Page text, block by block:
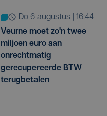
do 6 augustus | 16:44
Veurne moet zo'n twee
miljoen euro aan
onrechtmatig
gerecupereerde BTW
terugbetalen